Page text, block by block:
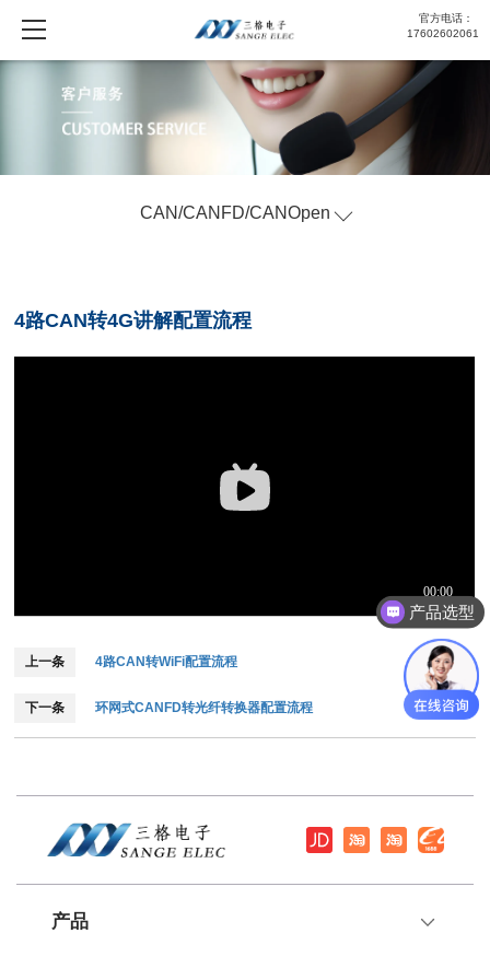
官方电话：
17602602061
CAN/CANFD/CANOpen
4路CAN转4G讲解配置流程
上一条 4路CAN转WiFi配置流程
下一条 环网式CANFD转光纤转换器配置流程
产品
产品选型